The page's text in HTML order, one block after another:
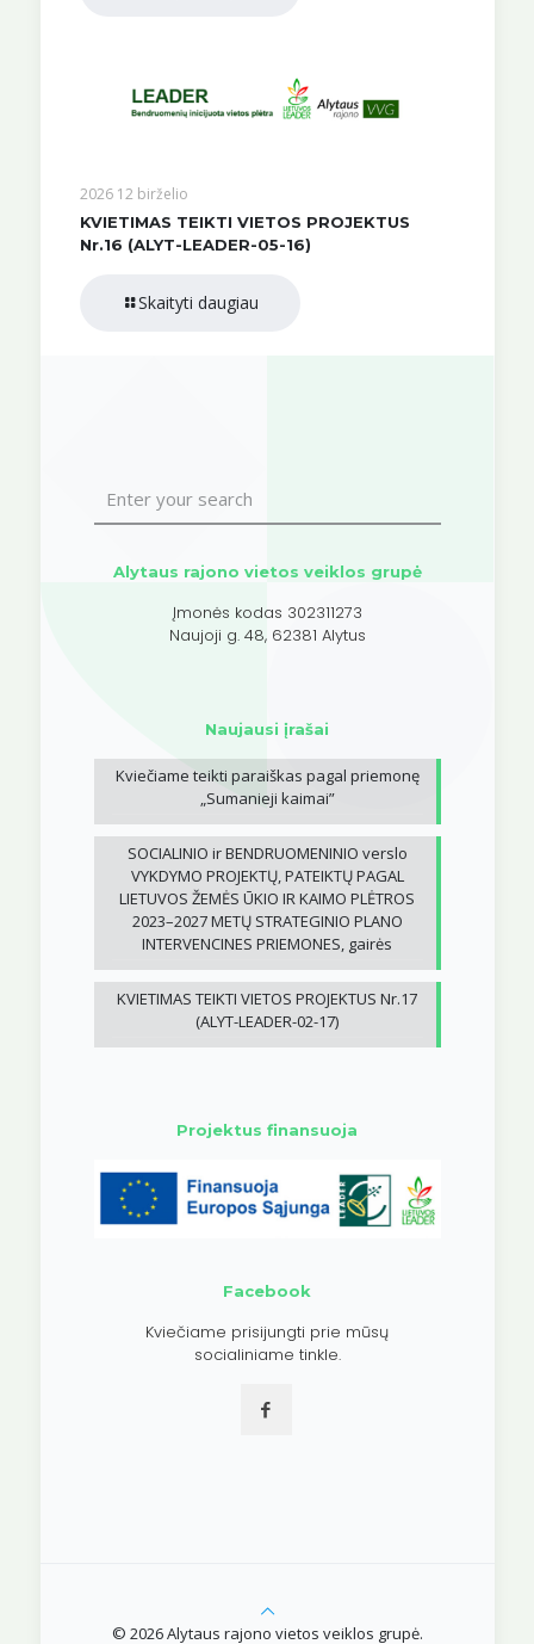
2026 12 birželio
KVIETIMAS TEIKTI VIETOS PROJEKTUS
Nr.16 (ALYT-LEADER-05-16)
Skaityti daugiau
Alytaus rajono vietos veiklos grupė
Įmonės kodas 302311273
Naujoji g. 48, 62381 Alytus
Naujausi įrašai
Kviečiame teikti paraiškas pagal priemonę
„Sumanieji kaimai”
SOCIALINIO ir BENDRUOMENINIO verslo
VYKDYMO PROJEKTŲ, PATEIKTŲ PAGAL
LIETUVOS ŽEMĖS ŪKIO IR KAIMO PLĖTROS
2023–2027 METŲ STRATEGINIO PLANO
INTERVENCINES PRIEMONES, gairės
KVIETIMAS TEIKTI VIETOS PROJEKTUS Nr.17
(ALYT-LEADER-02-17)
Projektus finansuoja
Facebook
Kviečiame prisijungti prie mūsų
socialiniame tinkle.
© 2026 Alytaus rajono vietos veiklos grupė.